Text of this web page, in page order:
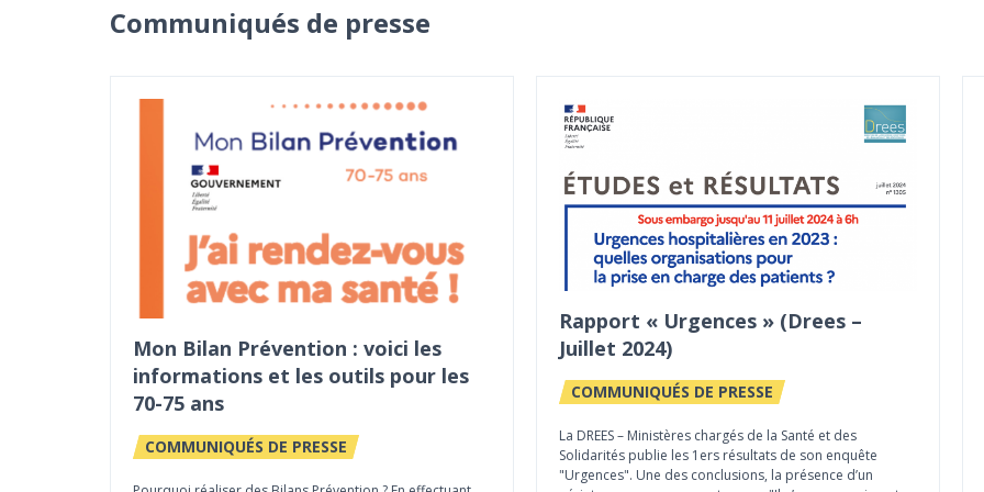
Communiqués de presse
Mon Bilan Prévention : voici les
informations et les outils pour les
70-75 ans
COMMUNIQUÉS DE PRESSE
Rapport « Urgences » (Drees –
Juillet 2024)
COMMUNIQUÉS DE PRESSE
La DREES – Ministères chargés de la Santé et des
Solidarités publie les 1ers résultats de son enquête
"Urgences". Une des conclusions, la présence d’un